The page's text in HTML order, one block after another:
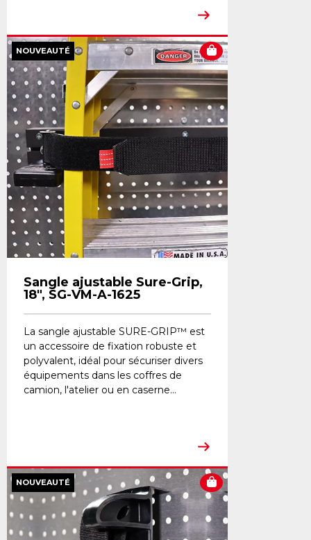
NOUVEAUTÉ
Sangle ajustable Sure-Grip,
18", SG-VM-A-1625
La sangle ajustable SURE-GRIP™ est
un accessoire de fixation robuste et
polyvalent, idéal pour sécuriser divers
équipements dans les coffres de
camion, l'atelier ou en caserne...
NOUVEAUTÉ